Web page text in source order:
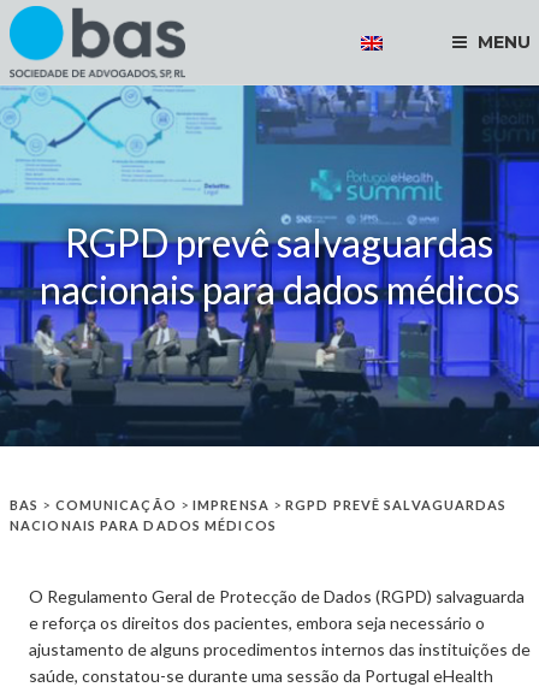
MENU
RGPD prevê salvaguardas
nacionais para dados médicos
BAS > COMUNICAÇÃO >IMPRENSA >RGPD PREVÊ SALVAGUARDAS
NACIONAIS PARA DADOS MÉDICOS
O Regulamento Geral de Protecção de Dados (RGPD) salvaguarda
e reforça os direitos dos pacientes, embora seja necessário o
ajustamento de alguns procedimentos internos das instituições de
saúde, constatou-se durante uma sessão da Portugal eHealth